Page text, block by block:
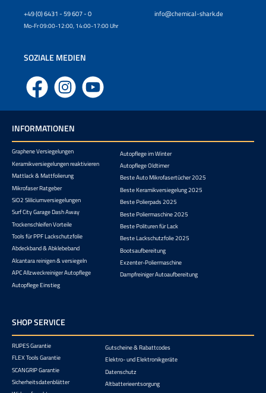
+49 (0) 6431 - 59 607 - 0
Mo-Fr 09:00-12:00, 14:00-17:00 Uhr
info@chemical-shark.de
SOZIALE MEDIEN
Facebook Instagram YouTube
INFORMATIONEN
Graphene Versiegelungen
Keramikversiegelungen reaktivieren
Mattlack & Mattfolierung
Mikrofaser Ratgeber
SiO2 Sliliciumversiegelungen
Surf City Garage Dash Away
Trockenschleifen Vorteile
Tools für PPF Lackschutzfolie
Abdeckband & Abklebeband
Alcantara reinigen & versiegeln
APC Allzweckreiniger Autopflege
Autopflege Einstieg
Autopflege im Winter
Autopflege Oldtimer
Beste Auto Mikrofasertücher 2025
Beste Keramikversiegelung 2025
Beste Polierpads 2025
Beste Poliermaschine 2025
Beste Polituren für Lack
Beste Lackschutzfolie 2025
Bootsaufbereitung
Exzenter-Poliermaschine
Dampfreiniger Autoaufbereitung
SHOP SERVICE
RUPES Garantie
FLEX Tools Garantie
SCANGRIP Garantie
Sicherheitsdatenblätter
Gutscheine & Rabattcodes
Elektro- und Elektronikgeräte
Datenschutz
Altbatterieentsorgung